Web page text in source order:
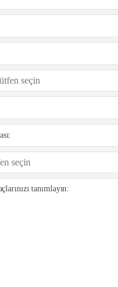
tanımlayın: